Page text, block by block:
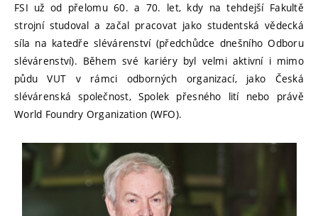
FSI už od přelomu 60. a 70. let, kdy na tehdejší Fakultě
strojní studoval a začal pracovat jako studentská vědecká
síla na katedře slévárenství (předchůdce dnešního Odboru
slévárenství). Během své kariéry byl velmi aktivní i mimo
půdu VUT v rámci odborných organizací, jako Česká
slévárenská společnost, Spolek přesného lití nebo právě
World Foundry Organization (WFO).